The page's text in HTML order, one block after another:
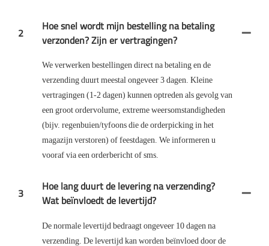
2
Hoe snel wordt mijn bestelling na betaling
verzonden? Zijn er vertragingen?
We verwerken bestellingen direct na betaling en de
verzending duurt meestal ongeveer 3 dagen. Kleine
vertragingen (1-2 dagen) kunnen optreden als gevolg van
een groot ordervolume, extreme weersomstandigheden
(bijv. regenbuien/tyfoons die de orderpicking in het
magazijn verstoren) of feestdagen. We informeren u
vooraf via een orderbericht of sms.
3
Hoe lang duurt de levering na verzending?
Wat beïnvloedt de levertijd?
De normale levertijd bedraagt ​​ongeveer 10 dagen na
verzending. De levertijd kan worden beïnvloed door de